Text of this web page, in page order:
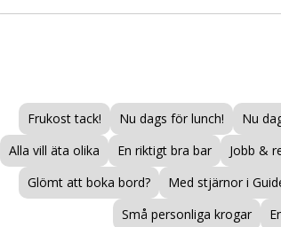
Frukost tack! Nu dags för lunch! Nu
Alla vill äta olika
En riktigt bra bar Jobb &
Glömt att boka bord?
Med stjärnor i
Små personliga krogar